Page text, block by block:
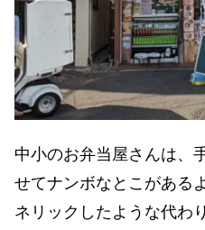
中小のお弁当屋さんは、
せてナンボなとこがある
ネリックしたような代わ